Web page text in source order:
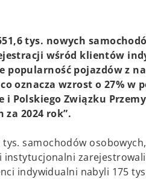
tys. nowych
wśród klientów
popularność pojazdów z
oznacza wzrost o 27% w
Polskiego Związku
2024 rok”.
samochodów
indywidualni nabyli 175